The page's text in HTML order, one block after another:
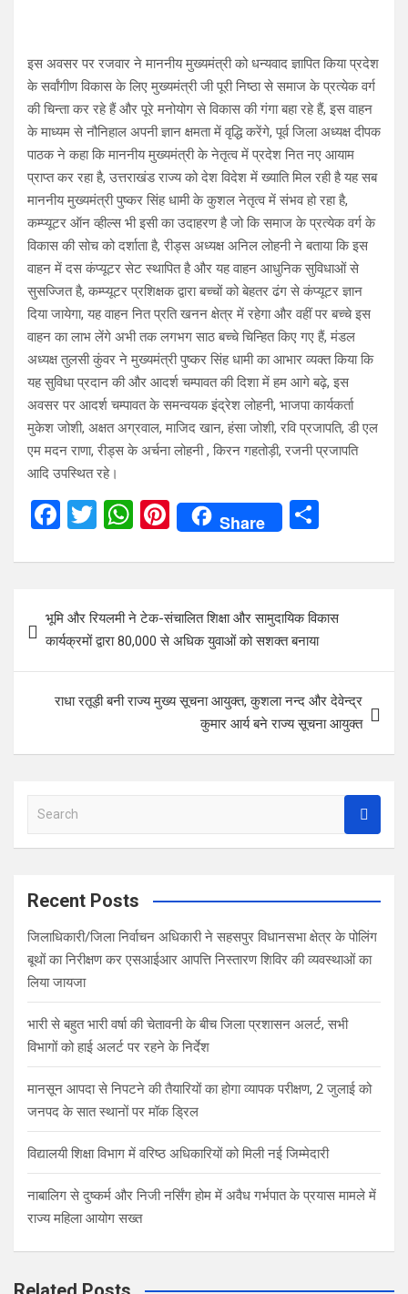
इस अवसर पर रजवार ने माननीय मुख्यमंत्री को धन्यवाद ज्ञापित किया प्रदेश
के सर्वांगीण विकास के लिए मुख्यमंत्री जी पूरी निष्ठा से समाज के प्रत्येक वर्ग
की चिन्ता कर रहे हैं और पूरे मनोयोग से विकास की गंगा बहा रहे हैं, इस वाहन
के माध्यम से नौनिहाल अपनी ज्ञान क्षमता में वृद्धि करेंगे, पूर्व जिला अध्यक्ष दीपक
पाठक ने कहा कि माननीय मुख्यमंत्री के नेतृत्व में प्रदेश नित नए आयाम
प्राप्त कर रहा है, उत्तराखंड राज्य को देश विदेश में ख्याति मिल रही है यह सब
माननीय मुख्यमंत्री पुष्कर सिंह धामी के कुशल नेतृत्व में संभव हो रहा है,
कम्प्यूटर ऑन व्हील्स भी इसी का उदाहरण है जो कि समाज के प्रत्येक वर्ग के
विकास की सोच को दर्शाता है, रीड्स अध्यक्ष अनिल लोहनी ने बताया कि इस
वाहन में दस कंप्यूटर सेट स्थापित है और यह वाहन आधुनिक सुविधाओं से
सुसज्जित है, कम्प्यूटर प्रशिक्षक द्वारा बच्चों को बेहतर ढंग से कंप्यूटर ज्ञान
दिया जायेगा, यह वाहन नित प्रति खनन क्षेत्र में रहेगा और वहीं पर बच्चे इस
वाहन का लाभ लेंगे अभी तक लगभग साठ बच्चे चिन्हित किए गए हैं, मंडल
अध्यक्ष तुलसी कुंवर ने मुख्यमंत्री पुष्कर सिंह धामी का आभार व्यक्त किया कि
यह सुविधा प्रदान की और आदर्श चम्पावत की दिशा में हम आगे बढ़े, इस
अवसर पर आदर्श चम्पावत के समन्वयक इंद्रेश लोहनी, भाजपा कार्यकर्ता
मुकेश जोशी, अक्षत अग्रवाल, माजिद खान, हंसा जोशी, रवि प्रजापति, डी एल
एम मदन राणा, रीड्स के अर्चना लोहनी , किरन गहतोड़ी, रजनी प्रजापति
आदि उपस्थित रहे।
F
ce
o
o
k
T
tt
er
W
at
s
A
p
Pi
nt
er
es
t
Share
ar
navigation
भूमि और रियलमी ने टेक-संचालित शिक्षा और सामुदायिक विकास
कार्यक्रमों द्वारा 80,000 से अधिक युवाओं को सशक्त बनाया
राधा रतूड़ी बनी राज्य मुख्य सूचना आयुक्त, कुशला नन्द और देवेन्द्र
कुमार आर्य बने राज्य सूचना आयुक्त
a
c
Recent Posts
जिलाधिकारी/जिला निर्वाचन अधिकारी ने सहसपुर विधानसभा क्षेत्र के पोलिंग
बूथों का निरीक्षण कर एसआईआर आपत्ति निस्तारण शिविर की व्यवस्थाओं का
लिया जायजा
भारी से बहुत भारी वर्षा की चेतावनी के बीच जिला प्रशासन अलर्ट, सभी
विभागों को हाई अलर्ट पर रहने के निर्देश
मानसून आपदा से निपटने की तैयारियों का होगा व्यापक परीक्षण, 2 जुलाई को
जनपद के सात स्थानों पर मॉक ड्रिल
विद्यालयी शिक्षा विभाग में वरिष्ठ अधिकारियों को मिली नई जिम्मेदारी
नाबालिग से दुष्कर्म और निजी नर्सिंग होम में अवैध गर्भपात के प्रयास मामले में
राज्य महिला आयोग सख्त